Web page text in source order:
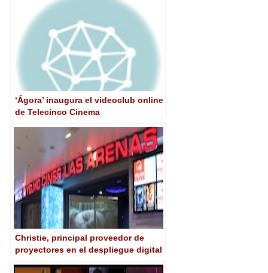
‘Ágora’ inaugura el videoclub online
de Telecinco Cinema
Christie, principal proveedor de
proyectores en el despliegue digital